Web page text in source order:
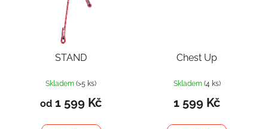
STAND
Skladem(>5 ks)
od 1 599 Kč
Chest Up
Skladem (4 ks)
1 599 Kč